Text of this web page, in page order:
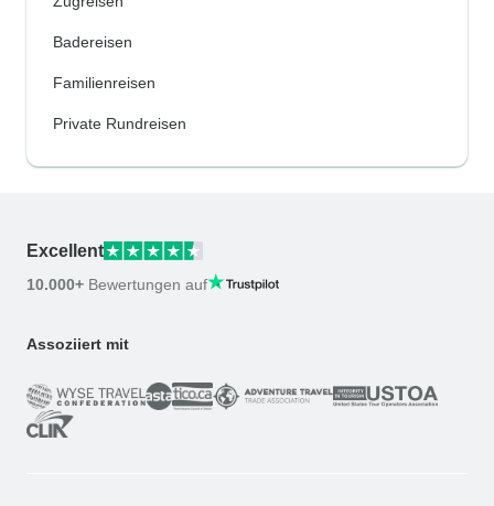
Badereisen
Familienreisen
Private Rundreisen
Excellent
10.000+ Bewertungen auf
Assoziiert mit